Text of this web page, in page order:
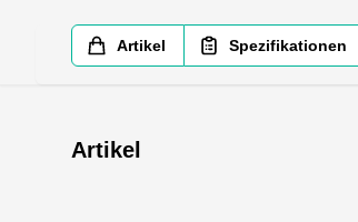
Artikel Spezifikationen
Artikel